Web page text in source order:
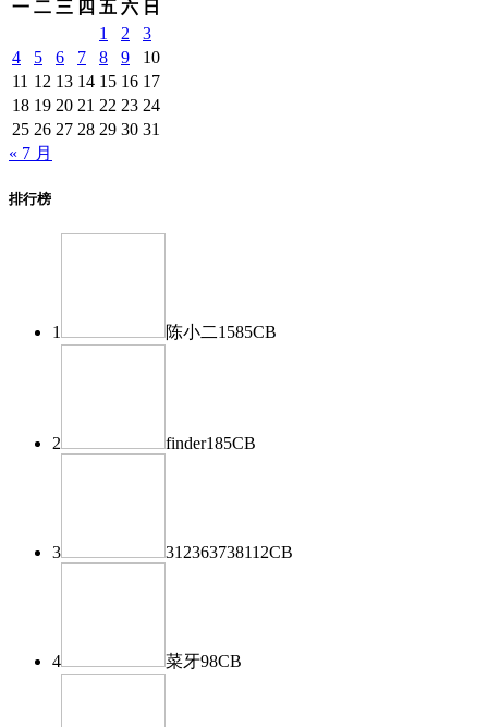
一 二 三 四 五 六 日
1
2
3
4
5 6 7 8 9
10
11 12 13 14 15 16 17
18 19 20 21 22 23 24
25 26 27 28 29 30 31
« 7 月
排行榜
1 陈小二1585CB
2 finder185CB
3 312363738112CB
4 菜牙98CB